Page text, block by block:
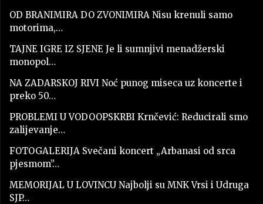
OD BRANIMIRA DO ZVONIMIRA Nisu krenuli samo
motorima,…
TAJNE IGRE IZ SJENE Je li sumnjivi menadžerski
monopol…
NA ZADARSKOJ RIVI Noć punog miseca uz koncerte i
preko 50…
PROBLEMI U VODOOPSKRBI Krnčević: Reducirali smo
zalijevanje…
FOTOGALERIJA Svečani koncert „Arbanasi od srca
pjesmom”…
MEMORIJAL U LOVINCU Najbolji su MNK Vrsi i Udruga
SJP…